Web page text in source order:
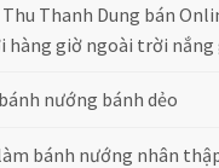
Thanh Dung bán
hàng giờ ngoài trời nắng
nướng bánh dẻo
bánh nướng nhân